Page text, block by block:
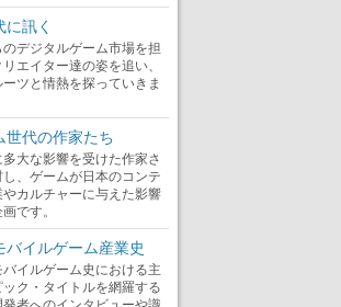
に訊く
のデジタルゲーム市場を担
エイター達の姿を追い、
ツと情熱を探っていきま
世代の作家たち
大な影響を受けた作家さ
し、ゲームが日本のコンテ
やカルチャーに与えた影響
です。
バイルゲーム産業史
バイルゲーム史における主
ク・タイトルを網羅する